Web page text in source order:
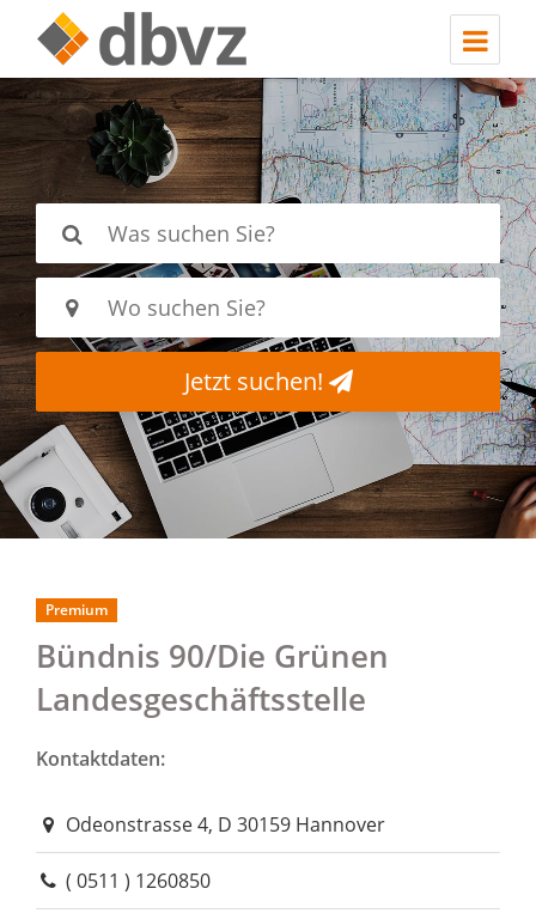
Jetzt suchen!
Bündnis 90/Die Grünen
Landesgeschäftsstelle
Premium
Kontaktdaten:
Odeonstrasse 4, D 30159 Hannover
( 0511 ) 1260850